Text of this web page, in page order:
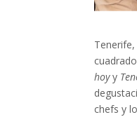
hoyy
chefs y